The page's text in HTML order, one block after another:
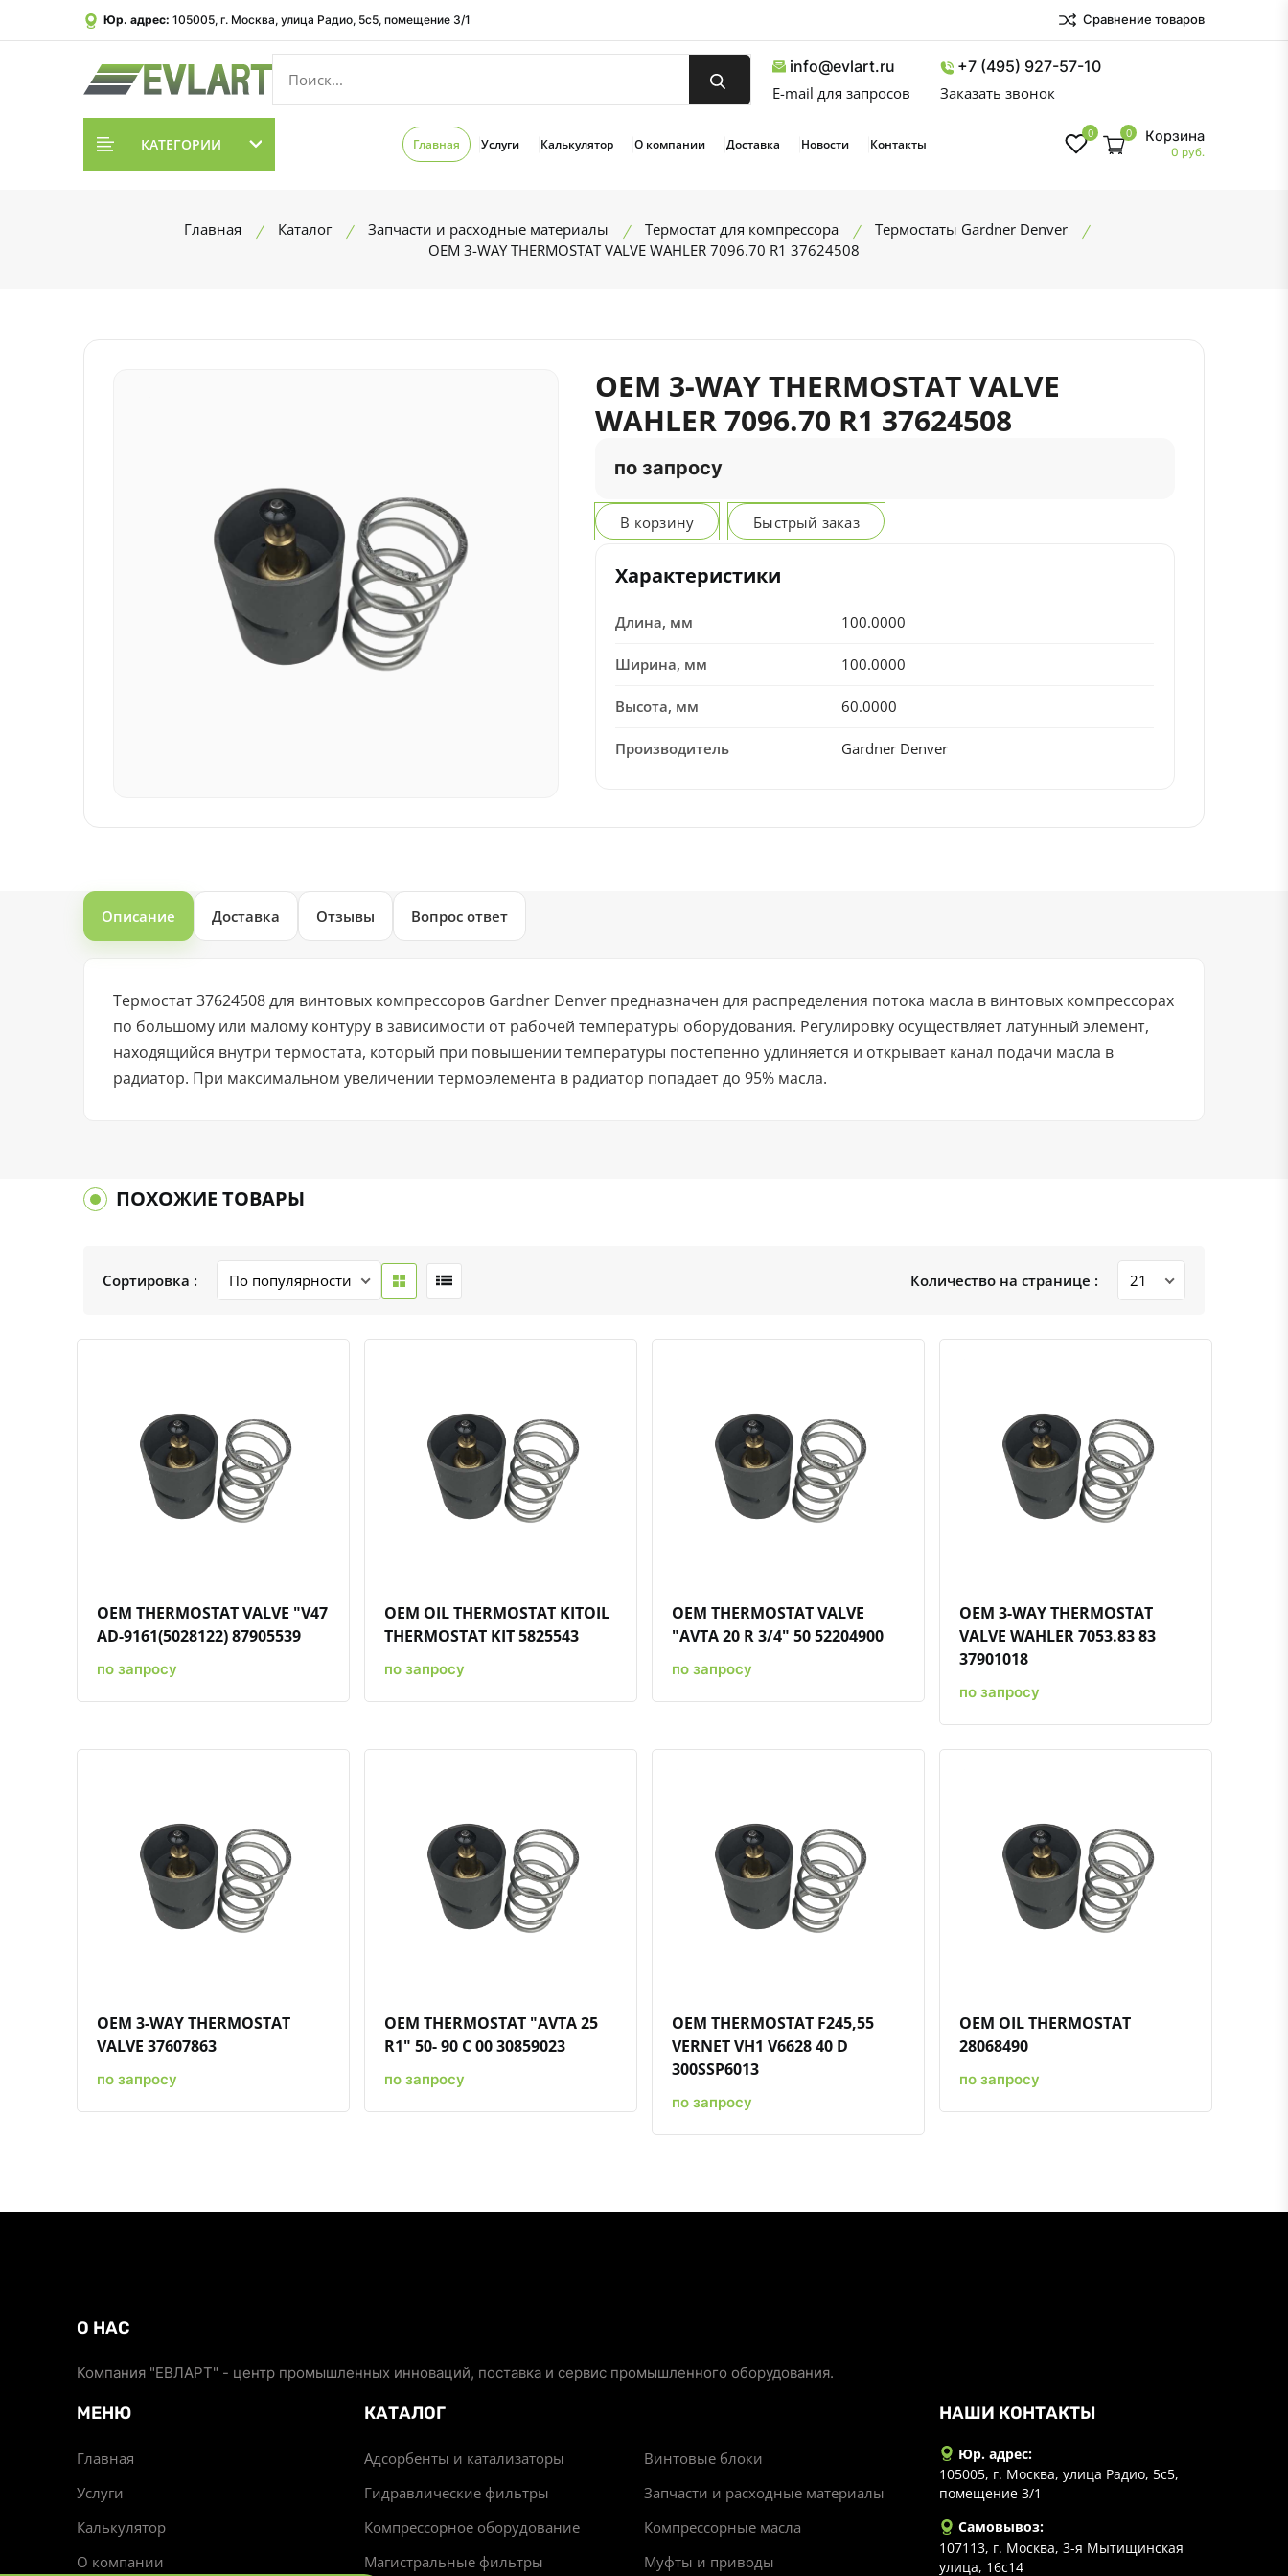
Юр. адрес: 105005, г. Москва, улица Радио, 5с5, помещение 3/1 Сравнение товаров
info@evlart.ru
E-mail для запросов
+7 (495) 927-57-10
Заказать звонок
КАТЕГОРИИ Главная Услуги Калькулятор О компании Доставка Новости Контакты
0 0 Корзина
0 руб.
Главная Каталог Запчасти и расходные материалы Термостат для компрессора
Термостаты Gardner Denver
OEM 3-WAY THERMOSTAT VALVE WAHLER 7096.70 R1 37624508
OEM 3-WAY THERMOSTAT VALVE
WAHLER 7096.70 R1 37624508
по запросу
В корзину Быстрый заказ
Характеристики
Длина, мм 100.0000
Ширина, мм 100.0000
Высота, мм 60.0000
Производитель Gardner Denver
Описание Доставка Отзывы Вопрос ответ
Термостат 37624508 для винтовых компрессоров Gardner Denver предназначен для распределения потока масла в винтовых компрессорах
по большому или малому контуру в зависимости от рабочей температуры оборудования. Регулировку осуществляет латунный элемент,
находящийся внутри термостата, который при повышении температуры постепенно удлиняется и открывает канал подачи масла в
радиатор. При максимальном увеличении термоэлемента в радиатор попадает до 95% масла.
ПОХОЖИЕ ТОВАРЫ
Сортировка : Количество на странице :
Быстрый просмотрДобавить к сравнениюДобавить в избранное
OEM THERMOSTAT VALVE "V47
AD-9161(5028122) 87905539
по запросу
Быстрый просмотрДобавить к сравнениюДобавить в избранное
OEM OIL THERMOSTAT KITOIL
THERMOSTAT KIT 5825543
по запросу
Быстрый просмотрДобавить к сравнениюДобавить в избранное
OEM THERMOSTAT VALVE
"AVTA 20 R 3/4" 50 52204900
по запросу
Быстрый просмотрДобавить к сравнениюДобавить в избранное
OEM 3-WAY THERMOSTAT
VALVE WAHLER 7053.83 83
37901018
по запросу
Быстрый просмотрДобавить к сравнениюДобавить в избранное
OEM 3-WAY THERMOSTAT
VALVE 37607863
по запросу
Быстрый просмотрДобавить к сравнениюДобавить в избранное
OEM THERMOSTAT "AVTA 25
R1" 50- 90 C 00 30859023
по запросу
Быстрый просмотрДобавить к сравнениюДобавить в избранное
OEM THERMOSTAT F245,55
VERNET VH1 V6628 40 D
300SSP6013
по запросу
Быстрый просмотрДобавить к сравнениюДобавить в избранное
OEM OIL THERMOSTAT
28068490
по запросу
О НАС
Компания "ЕВЛАРТ" - центр промышленных инноваций, поставка и сервис промышленного оборудования.
МЕНЮ
Главная
Услуги
Калькулятор
О компании
КАТАЛОГ
Адсорбенты и катализаторы
Винтовые блоки
Гидравлические фильтры
Запчасти и расходные материалы
Компрессорное оборудование
Компрессорные масла
Магистральные фильтры
Муфты и приводы
НАШИ КОНТАКТЫ
Юр. адрес:
105005, г. Москва, улица Радио, 5с5,
помещение 3/1
Самовывоз:
107113, г. Москва, 3-я Мытищинская
улица, 16с14